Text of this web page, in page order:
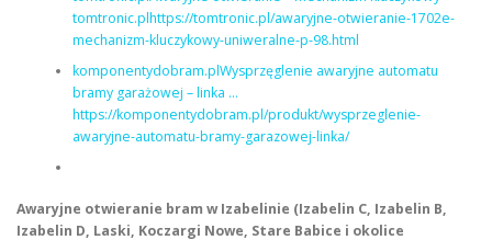
tomtronic.plhttps://tomtronic.pl/awaryjne-otwieranie-1702e-
mechanizm-kluczykowy-uniweralne-p-98.html
komponentydobram.plWysprzęglenie awaryjne automatu
bramy garażowej – linka …
https://komponentydobram.pl/produkt/wysprzeglenie-
awaryjne-automatu-bramy-garazowej-linka/
Awaryjne otwieranie bram w Izabelinie (Izabelin C, Izabelin B,
Izabelin D, Laski, Koczargi Nowe, Stare Babice i okolice